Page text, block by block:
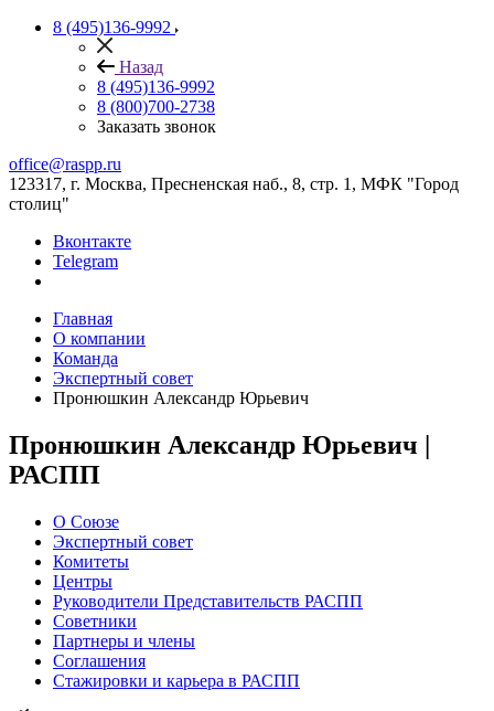
8 (495)136-9992
Назад
8 (495)136-9992
8 (800)700-2738
Заказать звонок
office@raspp.ru
123317, г. Москва, Пресненская наб., 8, стр. 1, МФК "Город
столиц"
Вконтакте
Telegram
Главная
О компании
Команда
Экспертный совет
Пронюшкин Александр Юрьевич
Пронюшкин Александр Юрьевич |
РАСПП
О Союзе
Экспертный совет
Комитеты
Центры
Руководители Представительств РАСПП
Советники
Партнеры и члены
Соглашения
Стажировки и карьера в РАСПП